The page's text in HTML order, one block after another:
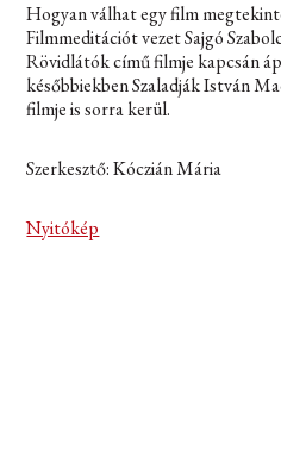
Hogyan válhat egy film
Filmmeditációt vezet Sajgó
Rövidlátók című filmje kapcsán
későbbiekben Szaladják István
filmje is sorra kerül.
Szerkesztő: Kóczián Mária
Nyitókép